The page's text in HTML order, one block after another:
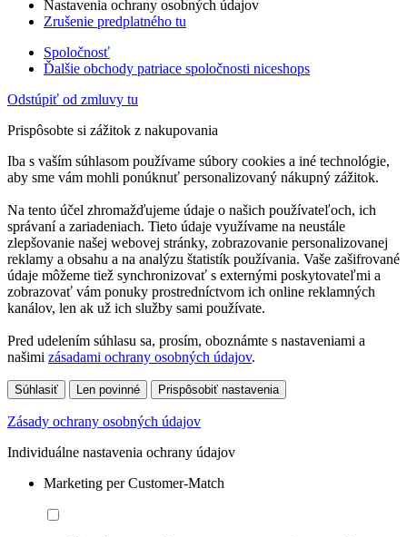
Nastavenia ochrany osobných údajov
Zrušenie predplatného tu
Spoločnosť
Ďalšie obchody patriace spoločnosti niceshops
Odstúpiť od zmluvy tu
Prispôsobte si zážitok z nakupovania
Iba s vaším súhlasom používame súbory cookies a iné technológie,
aby sme vám mohli ponúknuť personalizovaný nákupný zážitok.
Na tento účel zhromažďujeme údaje o našich používateľoch, ich
správaní a zariadeniach. Tieto údaje využívame na neustále
zlepšovanie našej webovej stránky, zobrazovanie personalizovanej
reklamy a obsahu a na analýzu štatistík používania. Vaše zašifrované
údaje môžeme tiež synchronizovať s externými poskytovateľmi a
zobrazovať vám ponuky prostredníctvom ich online reklamných
kanálov, len ak už ich služby sami používate.
Pred udelením súhlasu sa, prosím, oboznámte s nastaveniami a
našimi zásadami ochrany osobných údajov.
Súhlasiť Len povinné Prispôsobiť nastavenia
Zásady ochrany osobných údajov
Individuálne nastavenia ochrany údajov
Marketing per Customer-Match